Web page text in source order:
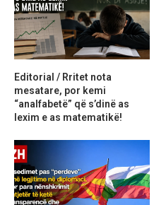
Editorial / Rritet nota
mesatare, por kemi
“analfabetë” që s’dinë as
lexim e as matematikë!